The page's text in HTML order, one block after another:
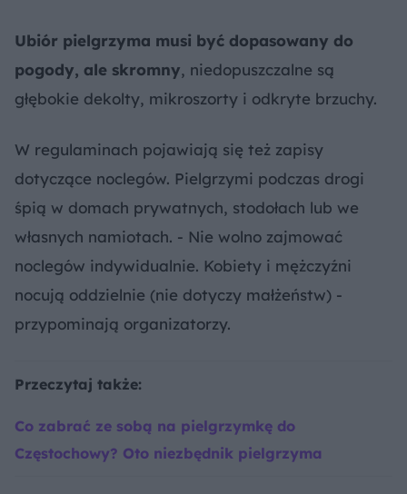
Ubiór pielgrzyma musi być dopasowany do
pogody, ale skromny, niedopuszczalne są
głębokie dekolty, mikroszorty i odkryte brzuchy.
W regulaminach pojawiają się też zapisy
dotyczące noclegów. Pielgrzymi podczas drogi
śpią w domach prywatnych, stodołach lub we
własnych namiotach. - Nie wolno zajmować
noclegów indywidualnie. Kobiety i mężczyźni
nocują oddzielnie (nie dotyczy małżeństw) -
przypominają organizatorzy.
Przeczytaj także:
Co zabrać ze sobą na pielgrzymkę do
Częstochowy? Oto niezbędnik pielgrzyma